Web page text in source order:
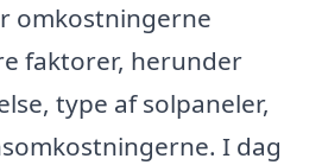
omkostningerne
faktorer, herunder
type af solpaneler,
I dag